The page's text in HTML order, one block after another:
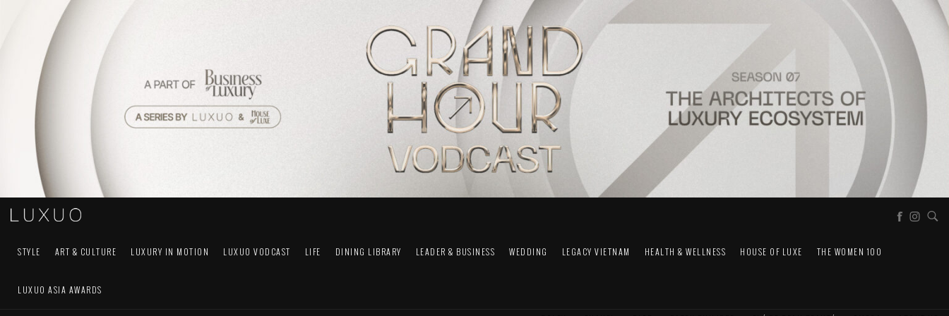
STYLE ART & CULTURE LUXURY IN MOTION LUXUO VODCAST LIFE DINING LIBRARY LEADER & BUSINESS WEDDING LEGACY VIETNAM HEALTH & WELLNESS HOUSE OF LUXE THE WOMEN 100
LUXUO ASIA AWARDS